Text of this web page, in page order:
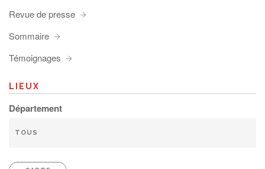
Revue de presse
Sommaire
Témoignages
LIEUX
Département